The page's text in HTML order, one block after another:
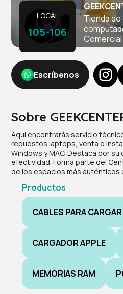
LOCAL
105-106
Tienda
Escríbenos
Sobre
Aquí encontrarás servicio
repuestos laptops, venta e
Windows y MAC. Destaca por
efectividad. Forma parte del
de los espacios más auténticos
Productos
CABLES PARA CARGAR
CARGADOR APPLE
MEMORIAS RAM